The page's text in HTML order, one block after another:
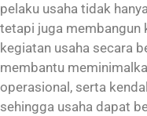
pelaku usaha tidak
tetapi juga membangun
kegiatan usaha secara
membantu
operasional, serta
sehingga usaha dapat